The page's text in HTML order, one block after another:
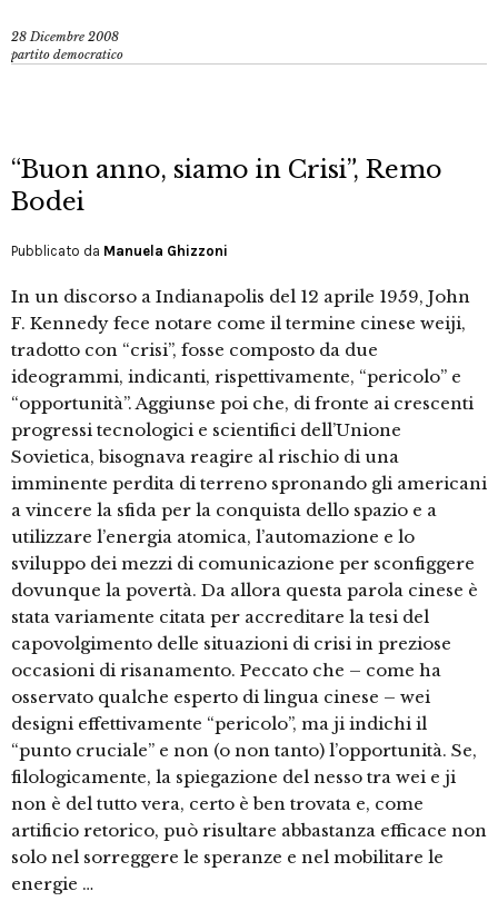
28 Dicembre 2008
partito democratico
“Buon anno, siamo in Crisi”, Remo
Bodei
Pubblicato da Manuela Ghizzoni
In un discorso a Indianapolis del 12 aprile 1959, John
F. Kennedy fece notare come il termine cinese weiji,
tradotto con “crisi”, fosse composto da due
ideogrammi, indicanti, rispettivamente, “pericolo” e
“opportunità”. Aggiunse poi che, di fronte ai crescenti
progressi tecnologici e scientifici dell’Unione
Sovietica, bisognava reagire al rischio di una
imminente perdita di terreno spronando gli americani
a vincere la sfida per la conquista dello spazio e a
utilizzare l’energia atomica, l’automazione e lo
sviluppo dei mezzi di comunicazione per sconfiggere
dovunque la povertà. Da allora questa parola cinese è
stata variamente citata per accreditare la tesi del
capovolgimento delle situazioni di crisi in preziose
occasioni di risanamento. Peccato che – come ha
osservato qualche esperto di lingua cinese – wei
designi effettivamente “pericolo”, ma ji indichi il
“punto cruciale” e non (o non tanto) l’opportunità. Se,
filologicamente, la spiegazione del nesso tra wei e ji
non è del tutto vera, certo è ben trovata e, come
artificio retorico, può risultare abbastanza efficace non
solo nel sorreggere le speranze e nel mobilitare le
energie …